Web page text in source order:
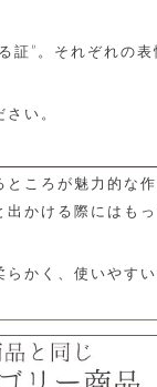
証”。それぞれの表
い。
ころが魅力的な作
かける際にはもっ
らかく、使いやす